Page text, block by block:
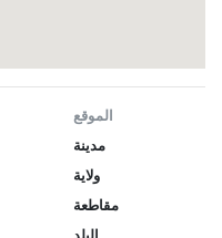
الموقع
مدينة
ولاية
مقاطعة